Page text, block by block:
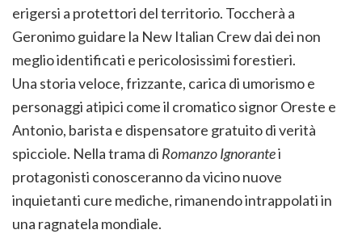
erigersi a protettori del territorio. Toccherà a
Geronimo guidare la New Italian Crew dai dei non
meglio identificati e pericolosissimi forestieri.
Una storia veloce, frizzante, carica di umorismo e
personaggi atipici come il cromatico signor Oreste e
Antonio, barista e dispensatore gratuito di verità
spicciole. Nella trama di Romanzo Ignorantei
protagonisti conosceranno da vicino nuove
inquietanti cure mediche, rimanendo intrappolati in
una ragnatela mondiale.